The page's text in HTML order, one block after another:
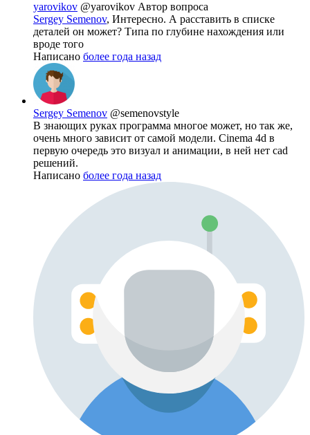
yarovikov @yarovikov Автор вопроса
Sergey Semenov, Интересно. А расставить в списке
деталей он может? Типа по глубине нахождения или
вроде того
Написано более года назад
Sergey Semenov @semenovstyle
В знающих руках программа многое может, но так же,
очень много зависит от самой модели. Cinema 4d в
первую очередь это визуал и анимации, в ней нет cad
решений.
Написано более года назад